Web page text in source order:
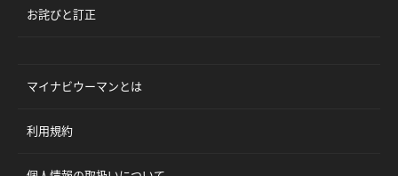
お詫びと訂正
マイナビウーマンとは
利用規約